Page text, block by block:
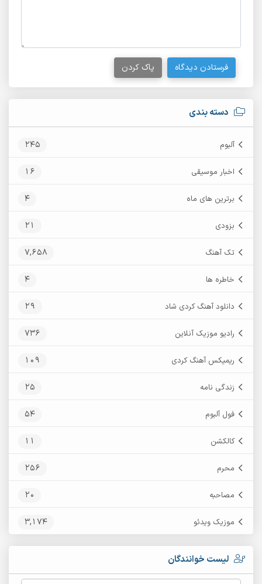
دسته بندی
آلبوم 245
اخبار موسیقی 16
برترین های ماه 4
بزودی 21
تک آهنگ 7,658
خاطره ها 4
دانلود آهنگ کردی شاد 29
رادیو موزیک آنلاین 736
ریمیکس آهنگ کردی 109
زندگی نامه 25
فول آلبوم 54
کالکشن 11
محرم 256
مصاحبه 20
موزیک ویدئو 3,174
لیست خوانندگان
فرستادن دیدگاه پاک کردن